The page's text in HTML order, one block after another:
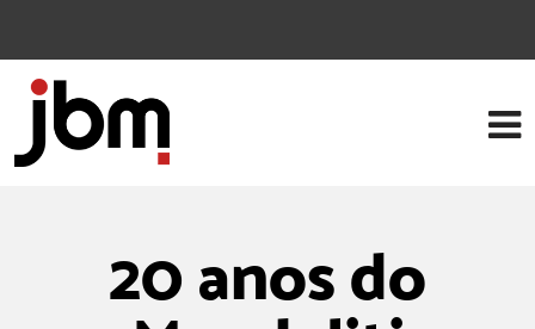
20 anos do